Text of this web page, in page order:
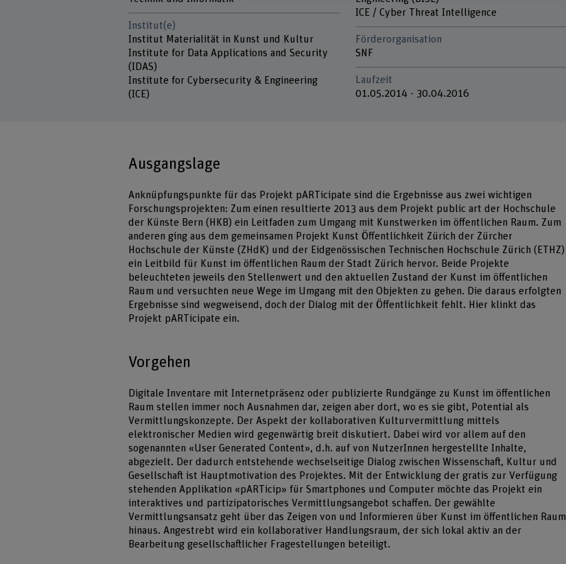
Institut(e)
Institut Materialität in Kunst und Kultur
Institute for Data Applications and Security
(IDAS)
Institute for Cybersecurity & Engineering
(ICE)
ICE / Cyber Threat Intelligence
Förderorganisation
SNF
Laufzeit
01.05.2014 - 30.04.2016
Ausgangslage
Anknüpfungspunkte für das Projekt pARTicipate sind die Ergebnisse aus zwei wichtigen
Forschungsprojekten: Zum einen resultierte 2013 aus dem Projekt public art der Hochschule
der Künste Bern (HKB) ein Leitfaden zum Umgang mit Kunstwerken im öffentlichen Raum. Zum
anderen ging aus dem gemeinsamen Projekt Kunst Öffentlichkeit Zürich der Zürcher
Hochschule der Künste (ZHdK) und der Eidgenössischen Technischen Hochschule Zürich (ETHZ)
ein Leitbild für Kunst im öffentlichen Raum der Stadt Zürich hervor. Beide Projekte
beleuchteten jeweils den Stellenwert und den aktuellen Zustand der Kunst im öffentlichen
Raum und versuchten neue Wege im Umgang mit den Objekten zu gehen. Die daraus erfolgten
Ergebnisse sind wegweisend, doch der Dialog mit der Öffentlichkeit fehlt. Hier klinkt das
Projekt pARTicipate ein.
Vorgehen
Digitale Inventare mit Internetpräsenz oder publizierte Rundgänge zu Kunst im öffentlichen
Raum stellen immer noch Ausnahmen dar, zeigen aber dort, wo es sie gibt, Potential als
Vermittlungskonzepte. Der Aspekt der kollaborativen Kulturvermittlung mittels
elektronischer Medien wird gegenwärtig breit diskutiert. Dabei wird vor allem auf den
sogenannten «User Generated Content», d.h. auf von NutzerInnen hergestellte Inhalte,
abgezielt. Der dadurch entstehende wechselseitige Dialog zwischen Wissenschaft, Kultur und
Gesellschaft ist Hauptmotivation des Projektes. Mit der Entwicklung der gratis zur Verfügung
stehenden Applikation «pARTicip» für Smartphones und Computer möchte das Projekt ein
interaktives und partizipatorisches Vermittlungsangebot schaffen. Der gewählte
Vermittlungsansatz geht über das Zeigen von und Informieren über Kunst im öffentlichen Raum
hinaus. Angestrebt wird ein kollaborativer Handlungsraum, der sich lokal aktiv an der
Bearbeitung gesellschaftlicher Fragestellungen beteiligt.